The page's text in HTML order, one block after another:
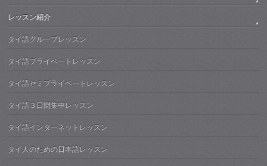
レッスン紹介
タイ語グループレッスン
タイ語プライベートレッスン
タイ語セミプライベートレッスン
タイ語３日間集中レッスン
タイ語インターネットレッスン
タイ人のための日本語レッスン